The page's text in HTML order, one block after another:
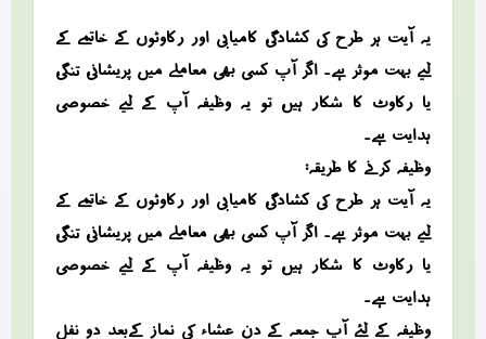
یہ آیت ہر طرح کی کشادگی، کامیابی اور رکاوٹوں کے خاتمے کے
لیے بہت مؤثر ہے۔ اگر آپ کسی بھی معاملے میں پریشانی، تنگی،
یا رکاوٹ کا شکار ہیں، تو یہ وظیفہ آپ کے لیے خصوصی
ہدایت ہے۔
وظیفہ کرنے کا طریقہ:
یہ آیت ہر طرح کی کشادگی، کامیابی اور رکاوٹوں کے خاتمے کے
لیے بہت مؤثر ہے۔ اگر آپ کسی بھی معاملے میں پریشانی، تنگی،
یا رکاوٹ کا شکار ہیں، تو یہ وظیفہ آپ کے لیے خصوصی
ہدایت ہے۔
وظیفہ کے لئے آپ جمعہ کے دن عشاء کی نماز کےبعد دو نفل